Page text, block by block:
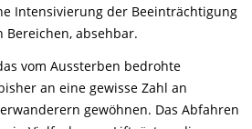
Intensivierung der Beeinträchtigung
absehbar.
vom Aussterben bedrohte
an eine gewisse Zahl an
gewöhnen. Das Abfahren